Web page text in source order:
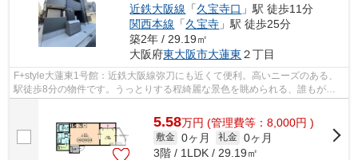
近鉄大阪線 「久宝寺口 」駅 徒歩11分
関西本線 「久宝寺 」駅 徒歩25分
築2年 / 29.19㎡
大阪府東大阪市大蓮東 ２丁目
F+style大蓮東1号館：近鉄大阪線弥刀にも近くて便利。高いニーズのある、
駅徒歩8分の物件です。うっとりする程綺麗な景色を眺められる、誰もが憧
5.58万円 (管理費等：8,000円 )
敷金 0ヶ月 礼金 0ヶ月
3階 / 1LDK / 29.19㎡